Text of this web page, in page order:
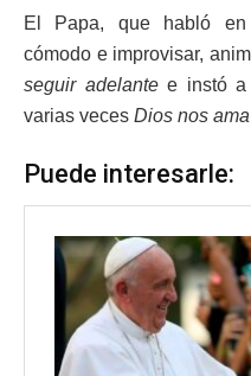
El Papa, que habló en
cómodo e improvisar,
seguir adelantee instó a
varias veces Dios nos ama
Puede interesarle: